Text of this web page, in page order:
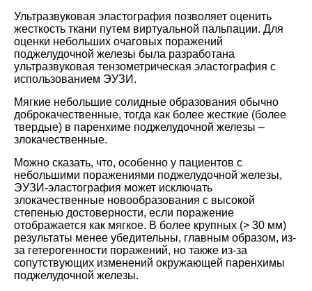
Ультразвуковая эластография позволяет оценить
жесткость ткани путем виртуальной пальпации. Для
оценки небольших очаговых поражений
поджелудочной железы была разработана
ультразвуковая тензометрическая эластография с
использованием ЭУЗИ.
Мягкие небольшие солидные образования обычно
доброкачественные, тогда как более жесткие (более
твердые) в паренхиме поджелудочной железы –
злокачественные.
Можно сказать, что, особенно у пациентов с
небольшими поражениями поджелудочной железы,
ЭУЗИ-эластография может исключать
злокачественные новообразования с высокой
степенью достоверности, если поражение
отображается как мягкое. В более крупных (> 30 мм)
результаты менее убедительны, главным образом, из-
за гетерогенности поражений, но также из-за
сопутствующих изменений окружающей паренхимы
поджелудочной железы.